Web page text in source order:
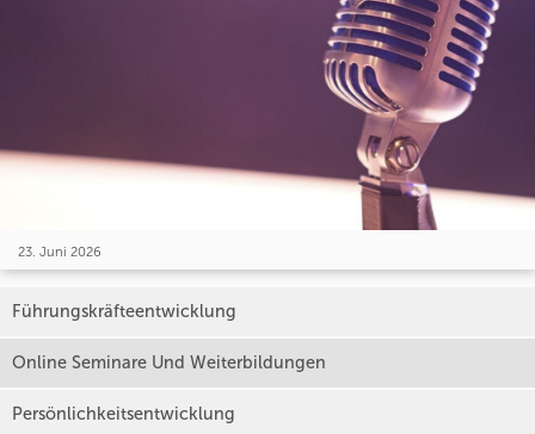
23. Juni 2026
Führungskräfteentwicklung
Online Seminare Und Weiterbildungen
Persönlichkeitsentwicklung